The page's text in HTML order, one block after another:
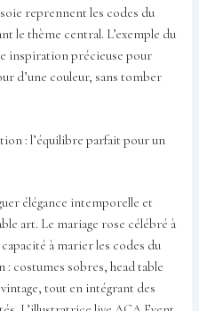
reprennent les codes du
le thème central. L’exemple du
inspiration précieuse pour
d’une couleur, sans tomber
: l’équilibre parfait pour un
élégance intemporelle et
art. Le mariage rose célébré à
à marier les codes du
: costumes sobres, head table
tout en intégrant des